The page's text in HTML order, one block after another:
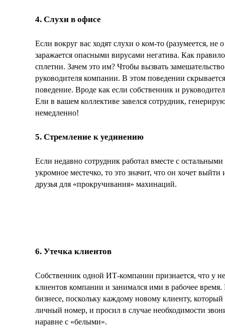
4. Слухи в офисе
Если вокруг вас ходят слухи о ком-то (разумеется,
заражается опасными вирусами негатива. Как
сплетни. Зачем это им? Чтобы вызвать
руководителя компании. В этом поведении
поведение. Вроде как если собственник и
Ели в вашем коллективе завелся сотрудник,
немедленно!
5. Стремление к уединению
Если недавно сотрудник работал вместе с
укромное местечко, то это значит, что он хочет
друзья для «прокручивания» махинаций.
6. Утечка клиентов
Собственник одной ИТ-компании признается, что у
клиентов компании и занимался ими в рабочее время.
бизнесе, поскольку каждому новому клиенту,
личный номер, и просил в случае необходимости
наравне с «белыми».